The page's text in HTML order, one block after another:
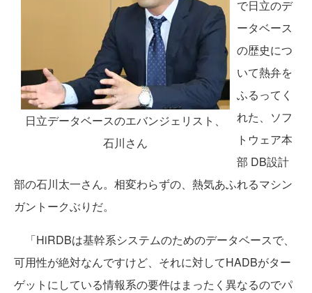
日立データベースのエバンジェリスト、
石川さん
で日立のデ
ータベース
の歴史につ
いて熱弁を
ふるってく
れた、ソフ
トウェア本
部 DB設計
部の石川太一さん。相変わらずの、熱気あふれるマシン
ガントークぶりだ。
「HiRDBは基幹系システムのためのデータベースで、
可用性が絶対なんですけど、それに対してHADBがター
ゲットにしている情報系の要件はまったく異なるのでパ